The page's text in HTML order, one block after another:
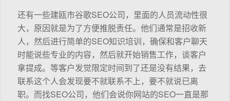
还有一些建瓯市谷歌SEO公司，里面的人员流动性很
大，原因就是为了方便推脱责任。他们通常是招收新
人，然后进行简单的SEO知识培训，确保和客户聊天
时能说些专业的内容，然后就开始销售工作，谈客户
拿提成。等客户发觉限定时间到了还是没有结果，去
联系这个人会发现要不就联系不上，要不就说已离
职。而找SEO公司，他们会说你网站的SEO一直是那